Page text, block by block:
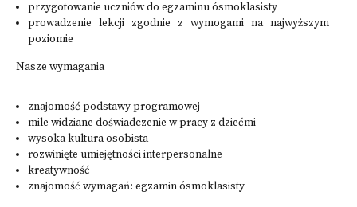
przygotowanie uczniów do egzaminu ósmoklasisty
prowadzenie lekcji zgodnie z wymogami na najwyższym
poziomie
Nasze wymagania
znajomość podstawy programowej
mile widziane doświadczenie w pracy z dziećmi
wysoka kultura osobista
rozwinięte umiejętności interpersonalne
kreatywność
znajomość wymagań: egzamin ósmoklasisty